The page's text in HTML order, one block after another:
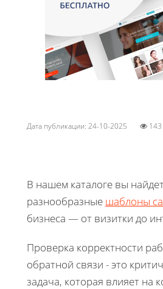
Дата публикации: 24-10-2025 143
В нашем каталоге вы
разнообразные шаблоны
бизнеса — от визитки до
Проверка корректности
обратной связи - это
задача, которая влияет на